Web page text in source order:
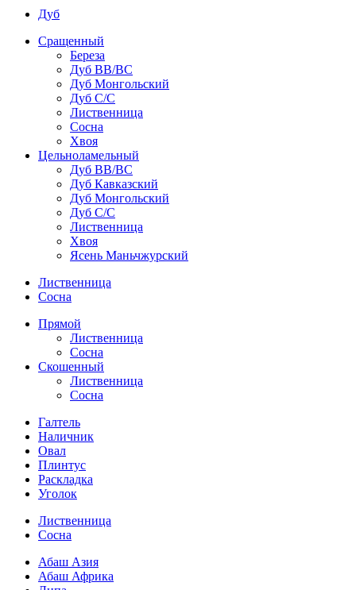
Дуб
Сращенный
Береза
Дуб ВВ/ВС
Дуб Монгольский
Дуб С/С
Лиственница
Сосна
Хвоя
Цельноламельный
Дуб ВВ/ВС
Дуб Кавказский
Дуб Монгольский
Дуб С/С
Лиственница
Хвоя
Ясень Маньчжурский
Лиственница
Сосна
Прямой
Лиственница
Сосна
Скошенный
Лиственница
Сосна
Галтель
Наличник
Овал
Плинтус
Раскладка
Уголок
Лиственница
Сосна
Абаш Азия
Абаш Африка